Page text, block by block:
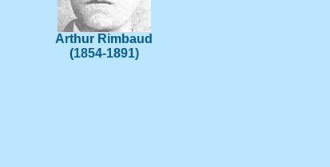
Arthur Rimbaud
(1854-1891)